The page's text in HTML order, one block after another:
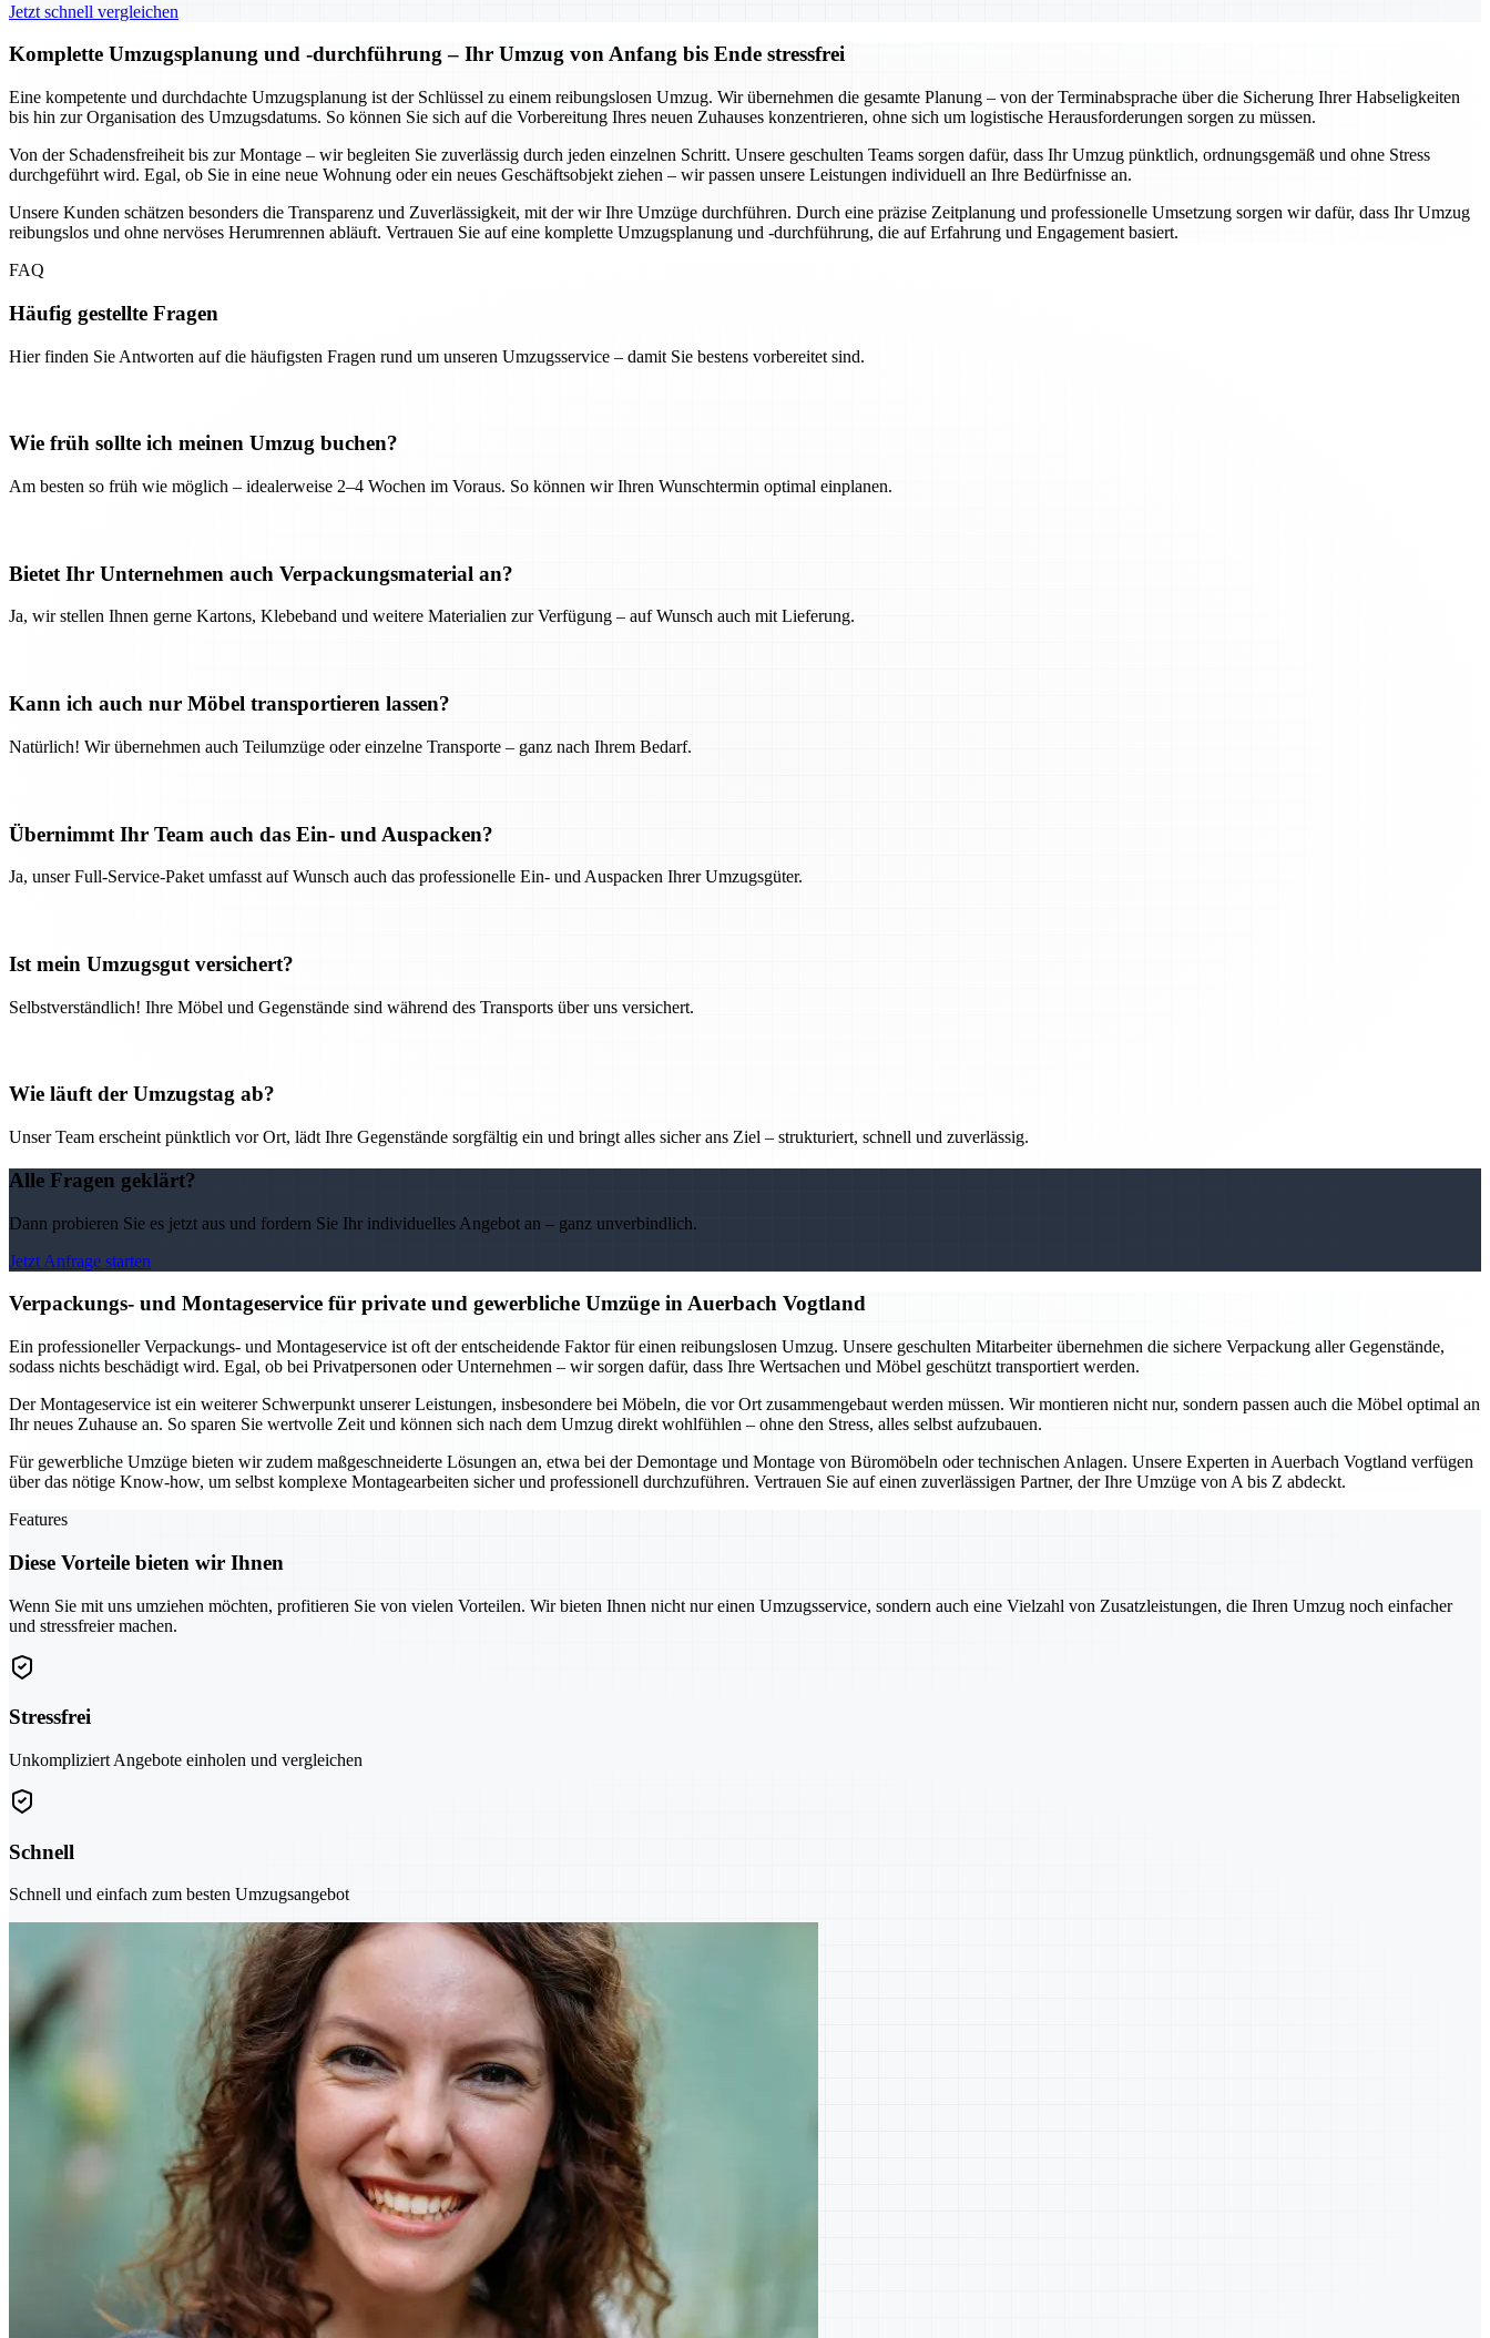
Jetzt schnell vergleichen
Komplette Umzugsplanung und -durchführung – Ihr Umzug von Anfang bis Ende stressfrei
Eine kompetente und durchdachte Umzugsplanung ist der Schlüssel zu einem reibungslosen Umzug. Wir übernehmen die gesamte Planung – von der Terminabsprache über die Sicherung Ihrer Habseligkeiten
bis hin zur Organisation des Umzugsdatums. So können Sie sich auf die Vorbereitung Ihres neuen Zuhauses konzentrieren, ohne sich um logistische Herausforderungen sorgen zu müssen.
Von der Schadensfreiheit bis zur Montage – wir begleiten Sie zuverlässig durch jeden einzelnen Schritt. Unsere geschulten Teams sorgen dafür, dass Ihr Umzug pünktlich, ordnungsgemäß und ohne Stress
durchgeführt wird. Egal, ob Sie in eine neue Wohnung oder ein neues Geschäftsobjekt ziehen – wir passen unsere Leistungen individuell an Ihre Bedürfnisse an.
Unsere Kunden schätzen besonders die Transparenz und Zuverlässigkeit, mit der wir Ihre Umzüge durchführen. Durch eine präzise Zeitplanung und professionelle Umsetzung sorgen wir dafür, dass Ihr Umzug
reibungslos und ohne nervöses Herumrennen abläuft. Vertrauen Sie auf eine komplette Umzugsplanung und -durchführung, die auf Erfahrung und Engagement basiert.
FAQ
Häufig gestellte Fragen
Hier finden Sie Antworten auf die häufigsten Fragen rund um unseren Umzugsservice – damit Sie bestens vorbereitet sind.
Wie früh sollte ich meinen Umzug buchen?
Am besten so früh wie möglich – idealerweise 2–4 Wochen im Voraus. So können wir Ihren Wunschtermin optimal einplanen.
Bietet Ihr Unternehmen auch Verpackungsmaterial an?
Ja, wir stellen Ihnen gerne Kartons, Klebeband und weitere Materialien zur Verfügung – auf Wunsch auch mit Lieferung.
Kann ich auch nur Möbel transportieren lassen?
Natürlich! Wir übernehmen auch Teilumzüge oder einzelne Transporte – ganz nach Ihrem Bedarf.
Übernimmt Ihr Team auch das Ein- und Auspacken?
Ja, unser Full-Service-Paket umfasst auf Wunsch auch das professionelle Ein- und Auspacken Ihrer Umzugsgüter.
Ist mein Umzugsgut versichert?
Selbstverständlich! Ihre Möbel und Gegenstände sind während des Transports über uns versichert.
Wie läuft der Umzugstag ab?
Unser Team erscheint pünktlich vor Ort, lädt Ihre Gegenstände sorgfältig ein und bringt alles sicher ans Ziel – strukturiert, schnell und zuverlässig.
Alle Fragen geklärt?
Dann probieren Sie es jetzt aus und fordern Sie Ihr individuelles Angebot an – ganz unverbindlich.
Jetzt Anfrage starten
Verpackungs- und Montageservice für private und gewerbliche Umzüge in Auerbach Vogtland
Ein professioneller Verpackungs- und Montageservice ist oft der entscheidende Faktor für einen reibungslosen Umzug. Unsere geschulten Mitarbeiter übernehmen die sichere Verpackung aller Gegenstände,
sodass nichts beschädigt wird. Egal, ob bei Privatpersonen oder Unternehmen – wir sorgen dafür, dass Ihre Wertsachen und Möbel geschützt transportiert werden.
Der Montageservice ist ein weiterer Schwerpunkt unserer Leistungen, insbesondere bei Möbeln, die vor Ort zusammengebaut werden müssen. Wir montieren nicht nur, sondern passen auch die Möbel optimal an
Ihr neues Zuhause an. So sparen Sie wertvolle Zeit und können sich nach dem Umzug direkt wohlfühlen – ohne den Stress, alles selbst aufzubauen.
Für gewerbliche Umzüge bieten wir zudem maßgeschneiderte Lösungen an, etwa bei der Demontage und Montage von Büromöbeln oder technischen Anlagen. Unsere Experten in Auerbach Vogtland verfügen
über das nötige Know-how, um selbst komplexe Montagearbeiten sicher und professionell durchzuführen. Vertrauen Sie auf einen zuverlässigen Partner, der Ihre Umzüge von A bis Z abdeckt.
Features
Diese Vorteile bieten wir Ihnen
Wenn Sie mit uns umziehen möchten, profitieren Sie von vielen Vorteilen. Wir bieten Ihnen nicht nur einen Umzugsservice, sondern auch eine Vielzahl von Zusatzleistungen, die Ihren Umzug noch einfacher
und stressfreier machen.
Stressfrei
Unkompliziert Angebote einholen und vergleichen
Schnell
Schnell und einfach zum besten Umzugsangebot